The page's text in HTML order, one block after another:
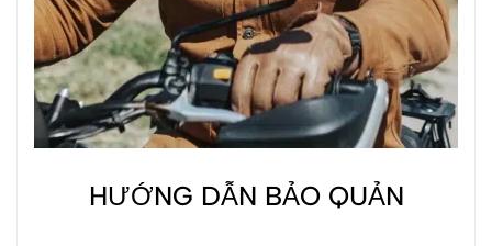
HƯỚNG DẪN BẢO QUẢN